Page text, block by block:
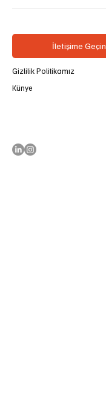
İletişime Geçin
Gizlilik Politikamız
Künye